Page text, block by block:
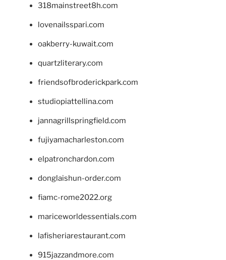
318mainstreet8h.com
lovenailsspari.com
oakberry-kuwait.com
quartzliterary.com
friendsofbroderickpark.com
studiopiattellina.com
jannagrillspringfield.com
fujiyamacharleston.com
elpatronchardon.com
donglaishun-order.com
fiamc-rome2022.org
mariceworldessentials.com
lafisheriarestaurant.com
915jazzandmore.com